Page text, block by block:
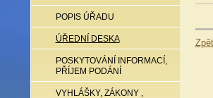
POPIS ÚŘADU
ÚŘEDNÍ DESKA
POSKYTOVÁNÍ INFORMACÍ,
PŘÍJEM PODÁNÍ
VYHLÁŠKY, ZÁKONY ,
Zpět